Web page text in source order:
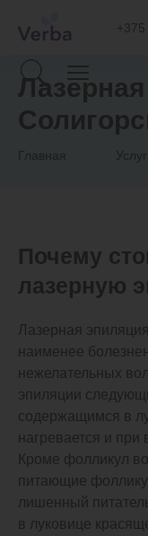
Главная
Почему
лазерную
Лазерная
наименее
нежелательных
эпиляции
содержащимся в
нагревается и при
Кроме фолликул
питающие
лишенный
в луковице